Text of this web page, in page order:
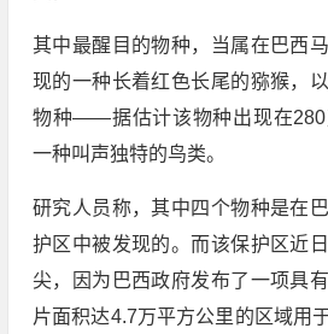
其中最醒目的物种，当属在巴西
现的一种长着红色长尾的猕猴，
物种——据估计该物种出现在280
一种叫声独特的鸟类。
研究人员称，其中四个物种是在
护区中被发现的。而该保护区近
尖，因为巴西政府发布了一项具
片面积达4.7万平方公里的区域